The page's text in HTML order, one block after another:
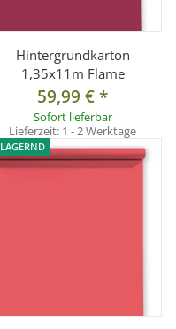
Hintergrundkarton
1,35x11m Flame
59,99 €*
Sofort lieferbar
Lieferzeit: 1 - 2 Werktage
LAGERND